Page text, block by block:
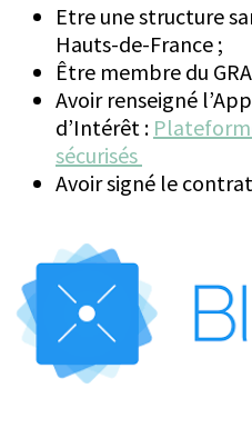
Etre une structure
Hauts-de-France ;
Être membre du
Avoir renseigné
d’Intérêt :
sécurisés
Avoir signé le